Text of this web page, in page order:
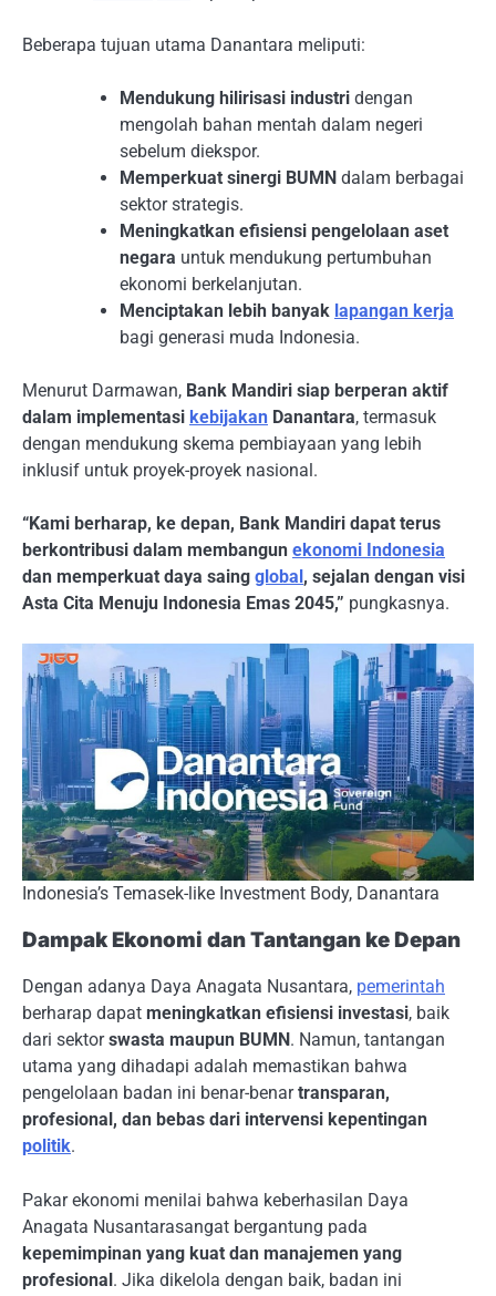
Beberapa tujuan utama Danantara meliputi:
Mendukung hilirisasi industri dengan
mengolah bahan mentah dalam negeri
sebelum diekspor.
Memperkuat sinergi BUMN dalam berbagai
sektor strategis.
Meningkatkan efisiensi pengelolaan aset
negara untuk mendukung pertumbuhan
ekonomi berkelanjutan.
Menciptakan lebih banyak lapangan kerja
bagi generasi muda Indonesia.
Menurut Darmawan, Bank Mandiri siap berperan aktif
dalam implementasi kebijakan Danantara, termasuk
dengan mendukung skema pembiayaan yang lebih
inklusif untuk proyek-proyek nasional.
“Kami berharap, ke depan, Bank Mandiri dapat terus
berkontribusi dalam membangun ekonomi Indonesia
dan memperkuat daya saing global , sejalan dengan visi
Asta Cita Menuju Indonesia Emas 2045,” pungkasnya.
Indonesia’s Temasek-like Investment Body, Danantara
Dampak Ekonomi dan Tantangan ke Depan
Dengan adanya Daya Anagata Nusantara, pemerintah
berharap dapat meningkatkan efisiensi investasi, baik
dari sektorswasta maupun BUMN . Namun, tantangan
utama yang dihadapi adalah memastikan bahwa
pengelolaan badan ini benar-benartransparan,
profesional, dan bebas dari intervensi kepentingan
politik.
Pakar ekonomi menilai bahwa keberhasilan Daya
Anagata Nusantarasangat bergantung pada
kepemimpinan yang kuat dan manajemen yang
profesional. Jika dikelola dengan baik, badan ini